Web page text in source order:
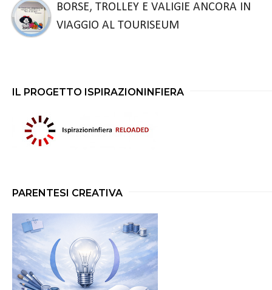
BORSE, TROLLEY E VALIGIE ANCORA IN
VIAGGIO AL TOURISEUM
IL PROGETTO ISPIRAZIONINFIERA
PARENTESI CREATIVA